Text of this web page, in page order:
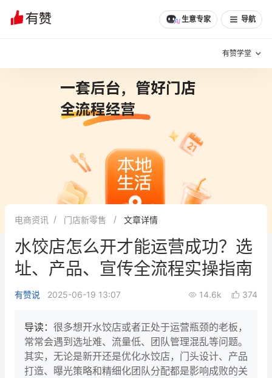
生意专家 导航
有赞学堂
增长方法
有赞专家说
新零售最佳实践
面对面聊增长
新零售大会 新零售茶会
增长产品指南
智库 产品场景库
文章 问诊 分享
电商资讯 门店新零售 文章详情
水饺店怎么开才能运营成功？选
址、产品、宣传全流程实操指南
有赞说 2025-06-19 13:07 14.6k 374
导读： 很多想开水饺店或者正处于运营瓶颈的老板，
常常会遇到选址难、流量低、团队管理混乱等问题。
其实，无论是新开还是优化水饺店，门头设计、产品
打造、曝光策略和精细化团队分配都是影响成败的关